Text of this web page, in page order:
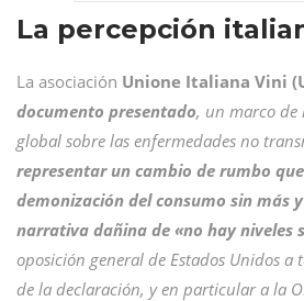
La percepción
La asociación Unione Italiana Vini
documento presentado, un marco de
global sobre las enfermedades no
representar un cambio de rumbo
demonización del consumo sin más
narrativa dañina de «no hay niveles
oposición general de Estados Unidos
de la declaración, y en particular a la